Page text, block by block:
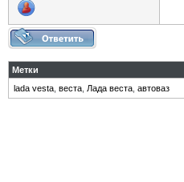
Метки
lada vesta веста Лада веста автоваз